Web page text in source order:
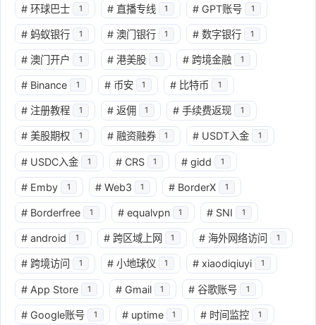
# 环球巴士 1 # 直播专线 1 # GPT账号 1
# 蚂蚁银行 1 # 澳门银行 1 # 数字银行 1
# 澳门开户 1 # 港美股 1 # 跨境金融 1
# Binance 1 # 币安 1 # 比特币 1
# 注册教程 1 # 返佣 1 # 手续费返现 1
# 美股期权 1 # 融资融券 1 # USDT入金 1
# USDC入金 1 # CRS 1 # gidd 1
# Emby 1 # Web3 1 # BorderX 1
# Borderfree 1 # equalvpn 1 # SNI 1
# android 1 # 跨区域上网 1 # 海外网络访问 1
# 跨境访问 1 # 小地球仪 1 # xiaodiqiuyi 1
# App Store 1 # Gmail 1 # 谷歌账号 1
# Google账号 1 # uptime 1 # 时间监控 1